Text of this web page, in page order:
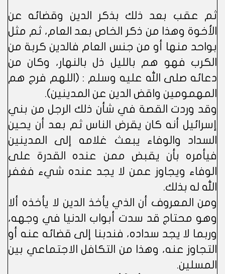
ثم عقب بعد ذلك بذكر الدين وقضائه عن
الأخوة وهذا من ذكر الخاص بعد العام، ثم مثل
بواحد منها أو من جنس العام فالدين كربة من
الكرب فهو هم بالليل ذل بالنهار، وكان من
دعائه صلى الله عليه وسلم : (اللهم فرج هم
المهمومين واقض الدين عن المدينين).
وقد وردت القصة في شأن ذلك الرجل من بني
إسرائيل أنه كان يقرض الناس ثم بعد أن يحين
السداد والوفاء يبعث غلامه إلى المدينين
فيأمره بأن يقبض ممن عنده القدرة على
الوفاء ويجاوز عمن لا يجد عنده شيء فغفر
الله له بذلك.
ومن المعروف أن الذي يأخذ الدين لا يأخذه ألا
وهو محتاج قد سدت أبواب الدنيا في وجهه،
وربما لا يجد سداده، فندبنا إلى قضائه عنه أو
التجاوز عنه، وهذا من التكافل الاجتماعي بين
المسلين.